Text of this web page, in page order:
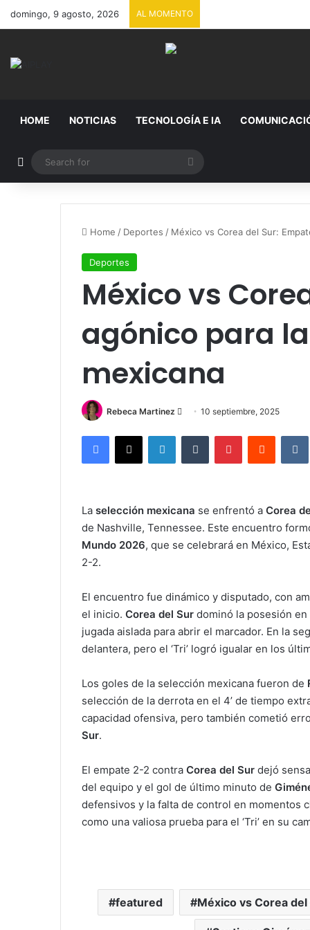
domingo, 9 agosto, 2026 AL MOMENTO
HOME NOTICIAS TECNOLOGÍA E IA
Random Article
Search
for
Home / Deportes / México vs Corea del Sur:
Deportes
México vs
agónico para
mexicana
Rebeca Martinez
Send
email
10 septiembre, 2025
Facebook
X LinkedInTumblr PinterestReddit
La selección mexicana se enfrentó a Corea
de Nashville, Tennessee. Este encuentro
Mundo 2026, que se celebrará en México,
2-2.
El encuentro fue dinámico y disputado, con
el inicio. Corea del Sur dominó la posesión
jugada aislada para abrir el marcador. En la
delantera, pero el ‘Tri’ logró igualar en los
Los goles de la selección mexicana fueron de
selección de la derrota en el 4’ de tiempo
capacidad ofensiva, pero también cometió
Sur.
El empate 2-2 contra Corea del Sur dejó
del equipo y el gol de último minuto de
defensivos y la falta de control en momentos
como una valiosa prueba para el ‘Tri’ en su
featured México vs Corea del